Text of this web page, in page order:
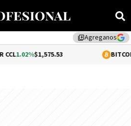
library_addAgreganos
-0.46%